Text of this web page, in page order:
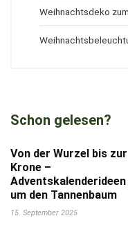
Weihnachtsdeko
Schon gelesen?
Von der Wurzel bis zur
Krone –
um den Tannenbaum
15. September 2025